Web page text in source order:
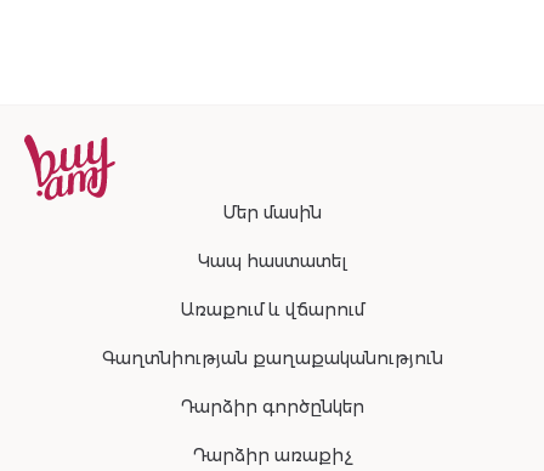
Մեր մասին
Կապ հաստատել
Առաքում և վճարում
Գաղտնիության քաղաքականություն
Դարձիր գործընկեր
Դարձիր առաքիչ